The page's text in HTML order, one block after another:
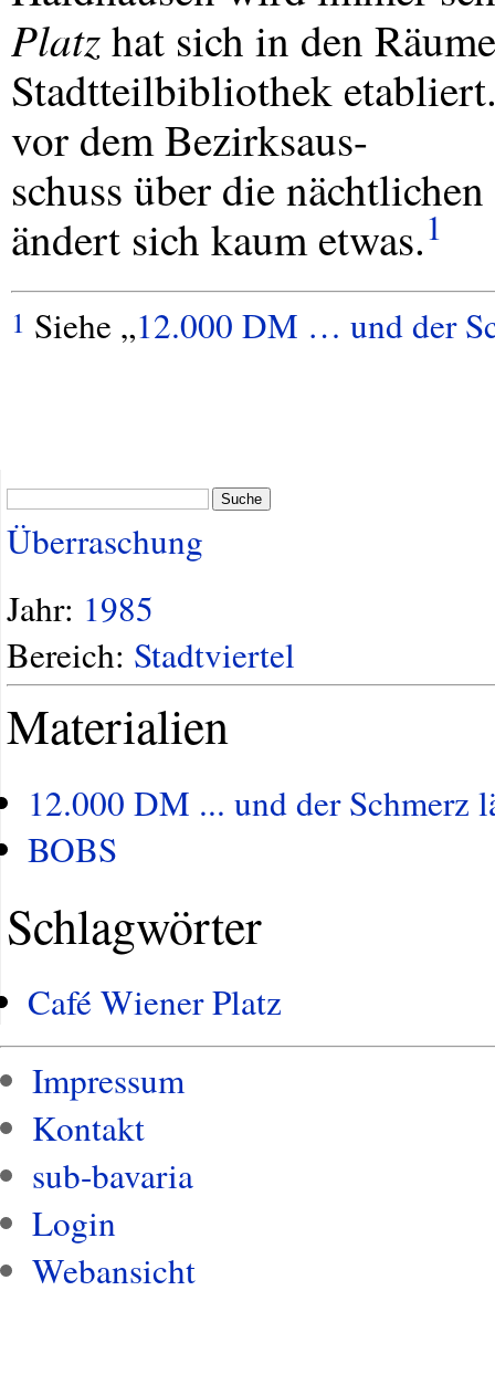
Platzhat sich in den
Stadtteilbibliothek
vor dem Bezirksaus-
schuss über die
ändert sich kaum etwas.1
1 Siehe „12.000 DM … und der
Suche
Überraschung
Jahr: 1985
Bereich: Stadtviertel
Materialien
12.000 DM ... und der Schmerz
BOBS
Schlagwörter
Café Wiener Platz
Impressum
Kontakt
sub-bavaria
Login
Webansicht